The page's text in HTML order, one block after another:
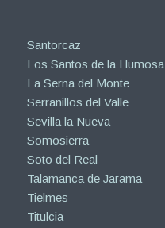
Santorcaz
Los Santos de la Humosa
La Serna del Monte
Serranillos del Valle
Sevilla la Nueva
Somosierra
Soto del Real
Talamanca de Jarama
Tielmes
Titulcia